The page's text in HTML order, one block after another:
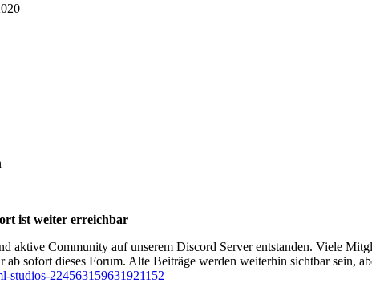
ist weiter erreichbar
aktive Community auf unserem Discord Server entstanden. Viele
ab sofort dieses Forum. Alte Beiträge werden weiterhin sichtbar sein,
studios-224563159631921152